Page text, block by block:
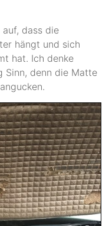
dass die
hängt und sich
hat. Ich denke
Sinn, denn die Matte